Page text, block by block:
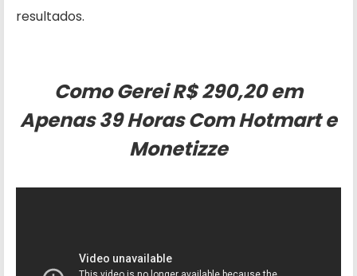
resultados.
Como Gerei R$ 290,20 em
Apenas 39 Horas Com Hotmart e
Monetizze